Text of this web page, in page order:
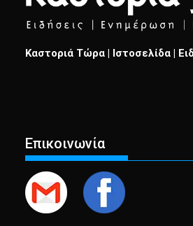
Καστοριά Τώρα | Ιστοσελίδα |
Επικοινωνία